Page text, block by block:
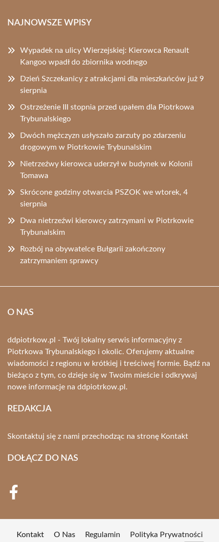
NAJNOWSZE WPISY
Wypadek na ulicy Wierzejskiej: Kierowca Renault
Kangoo wpadł do zbiornika wodnego
Dzień Szczekanicy z atrakcjami dla mieszkańców już 9
sierpnia
Ostrzeżenie III stopnia przed upałem dla Piotrkowa
Trybunalskiego
Dwóch mężczyzn usłyszało zarzuty po zdarzeniu
drogowym w Piotrkowie Trybunalskim
Nietrzeźwy kierowca uderzył w budynek w Kolonii
Tomawa
Skrócone godziny otwarcia PSZOK we wtorek, 4
sierpnia
Dwa nietrzeźwi kierowcy zatrzymani w Piotrkowie
Trybunalskim
Rozbój na obywatelce Bułgarii zakończony
zatrzymaniem sprawcy
O NAS
ddpiotrkow.pl - Twój lokalny serwis informacyjny z
Piotrkowa Trybunalskiego i okolic. Oferujemy aktualne
wiadomości z regionu w krótkiej i treściwej formie. Bądź na
bieżąco z tym, co dzieje się w Twoim mieście i odkrywaj
nowe informacje na ddpiotrkow.pl.
REDAKCJA
Skontaktuj się z nami przechodząc na stronę Kontakt
DOŁĄCZ DO NAS
Kontakt O Nas Regulamin Polityka Prywatności